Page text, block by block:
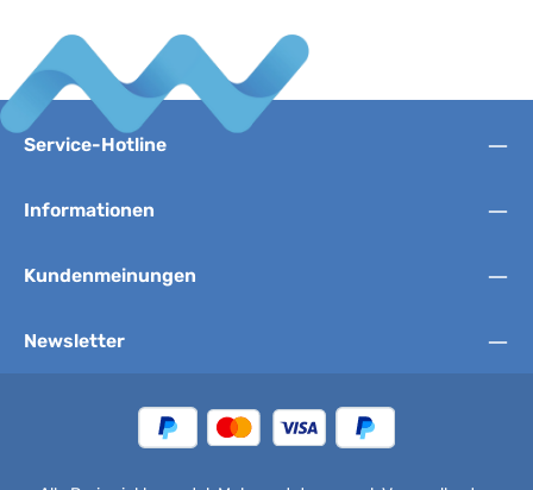
Service-Hotline
Informationen
Kundenmeinungen
Newsletter